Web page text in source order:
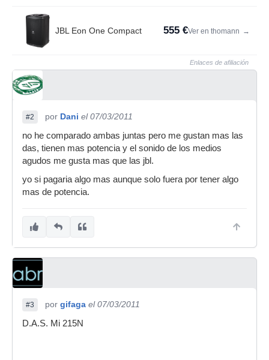
JBL Eon One Compact 555 €Ver en thomann →
Enlaces de afiliación
#2 por Dani el 07/03/2011
no he comparado ambas juntas pero me gustan mas las
das, tienen mas potencia y el sonido de los medios
agudos me gusta mas que las jbl.
yo si pagaria algo mas aunque solo fuera por tener algo
mas de potencia.
#3 por gifaga el 07/03/2011
D.A.S. Mi 215N